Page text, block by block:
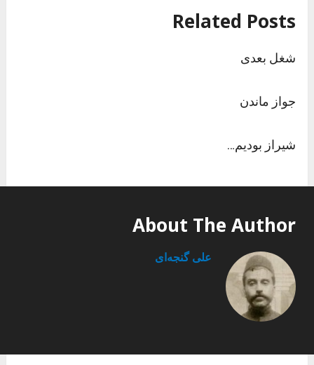
Related Posts
شغل بعدی
جواز ماندن
شیراز بودیم…
About The Author
علی گنجه‌ای